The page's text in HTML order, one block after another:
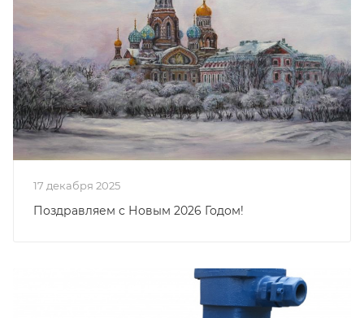
17 декабря 2025
Поздравляем с Новым 2026 Годом!